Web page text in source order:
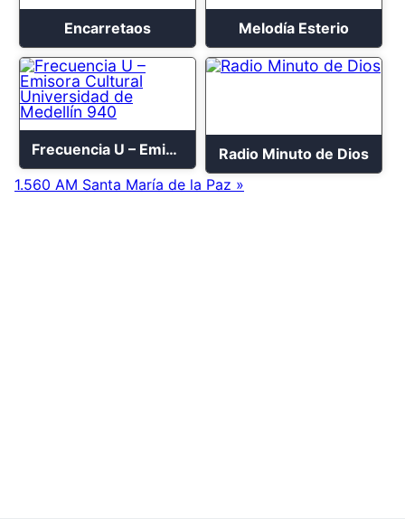
Encarretaos Melodía Esterio
Frecuencia U – Emisora Cultural Universidad de Medellín 940
Radio Minuto de Dios
1.560 AM Santa María de la Paz »